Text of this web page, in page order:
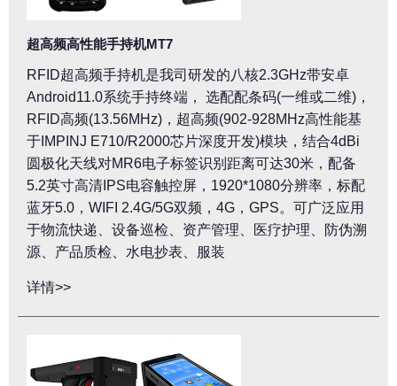
超高频高性能手持机MT7
RFID超高频手持机是我司研发的八核2.3GHz带安卓
Android11.0系统手持终端， 选配配条码(一维或二维)，
RFID高频(13.56MHz)，超高频(902-928MHz高性能基
于IMPINJ E710/R2000芯片深度开发)模块，结合4dBi
圆极化天线对MR6电子标签识别距离可达30米，配备
5.2英寸高清IPS电容触控屏，1920*1080分辨率，标配
蓝牙5.0，WIFI 2.4G/5G双频，4G，GPS。可广泛应用
于物流快递、设备巡检、资产管理、医疗护理、防伪溯
源、产品质检、水电抄表、服装
详情>>